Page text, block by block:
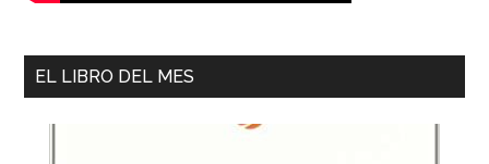
EL LIBRO DEL MES